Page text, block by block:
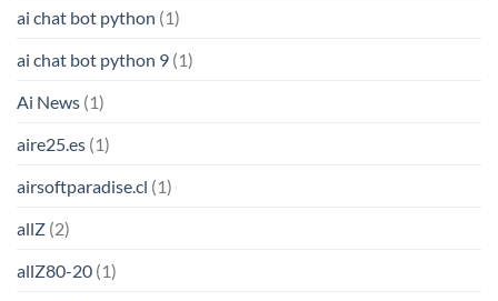
ai chat bot python (1)
ai chat bot python 9 (1)
Ai News (1)
aire25.es (1)
airsoftparadise.cl (1)
allZ (2)
allZ80-20 (1)